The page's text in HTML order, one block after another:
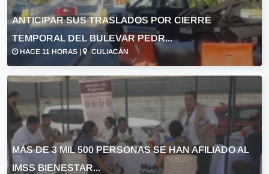
ANTICIPAR SUS TRASLADOS POR CIERRE
TEMPORAL DEL BULEVAR PEDR...
HACE 11 HORAS | CULIACÁN
MÁS DE 3 MIL 500 PERSONAS SE HAN AFILIADO AL
IMSS BIENESTAR...